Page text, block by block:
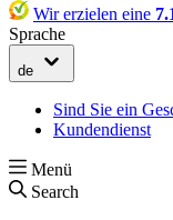
Wir erzielen eine
Sprache
de
Sind Sie ein
Kundendienst
Menü
Search